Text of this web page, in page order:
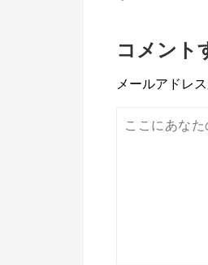
ナ
ビ
ゲ
コメント
メールアドレ